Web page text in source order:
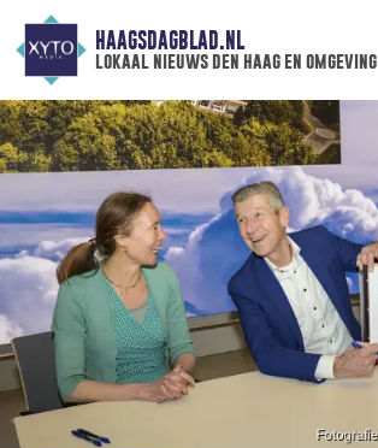
HAAGSDAGBLAD.NL
lokaal nieuws den haag en omgeving